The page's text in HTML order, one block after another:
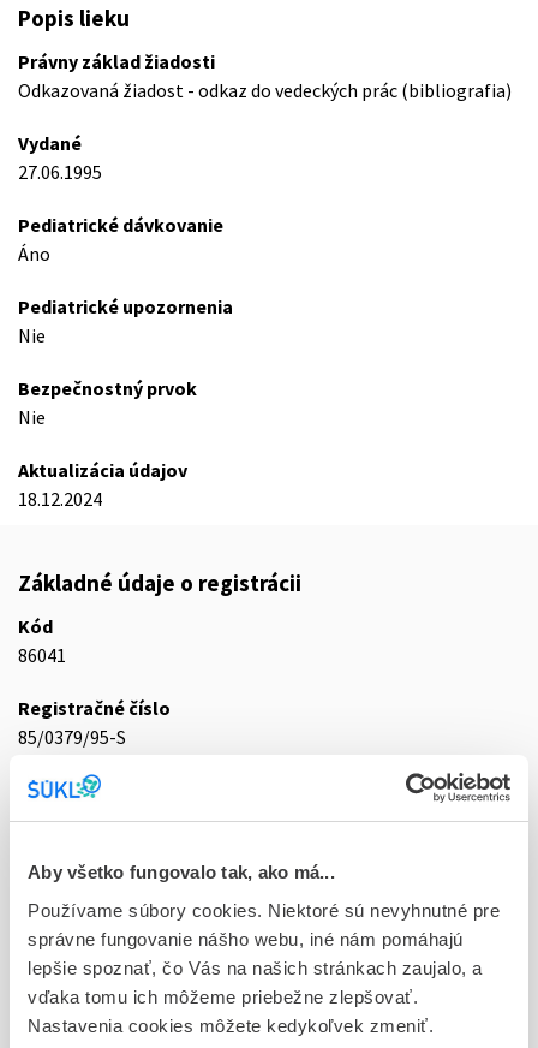
Aby všetko fungovalo tak, ako má...
Používame súbory cookies. Niektoré sú nevyhnutné pre
správne fungovanie nášho webu, iné nám pomáhajú
lepšie spoznať, čo Vás na našich stránkach zaujalo, a
vďaka tomu ich môžeme priebežne zlepšovať.
Nastavenia cookies môžete kedykoľvek zmeniť.
Popis lieku
Právny základ žiadosti
Odkazovaná žiadost - odkaz do vedeckých prác (bibliografia)
Vydané
27.06.1995
Pediatrické dávkovanie
Áno
Pediatrické upozornenia
Nie
Bezpečnostný prvok
Nie
Aktualizácia údajov
18.12.2024
Základné údaje o registrácii
Kód
86041
Registračné číslo
85/0379/95-S
Doplnok
ung der 1x40 g (tuba Al)
Stav
D - Registrácia bez obmedzenia platnosti
Typ registračnej procedúry
Národná
Držiteľ, krajina